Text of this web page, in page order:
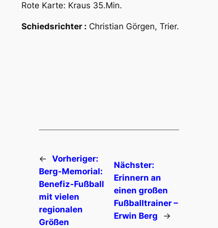
Rote Karte: Kraus 35.Min.
Schiedsrichter : Christian Görgen, Trier.
← Vorheriger:
Berg-Memorial:
Benefiz-Fußball
mit vielen
regionalen
Größen
Nächster:
Erinnern an
einen großen
Fußballtrainer –
Erwin Berg
→